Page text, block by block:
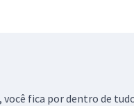
você fica por dentro de